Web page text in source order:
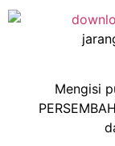
Mengisi